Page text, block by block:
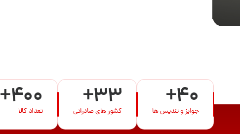
+40
جوایز و تندیس ها +33
کشور های صادراتی +400
تعداد کالا